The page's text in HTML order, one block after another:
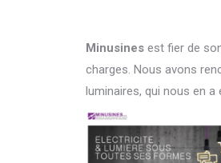
Minusines est fier de
charges. Nous avons
luminaires, qui nous en